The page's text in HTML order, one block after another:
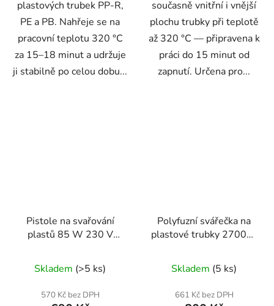
plastových trubek PP-R,
PE a PB. Nahřeje se na
pracovní teplotu 320 °C
za 15–18 minut a udržuje
ji stabilně po celou dobu...
současně vnitřní i vnější
plochu trubky při teplotě
až 320 °C — připravena k
práci do 15 minut od
zapnutí. Určena pro...
Pistole na svařování
plastů 85 W 230 V
Skladem (>5 ks)
570 Kč bez DPH
Polyfuzní svářečka na
plastové trubky 2700W
Skladem (5 ks)
661 Kč bez DPH